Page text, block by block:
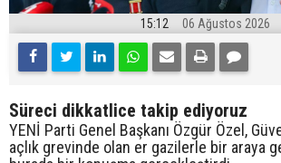
15:12 06 Ağustos 2026
Süreci dikkatlice takip ediyoruz
YENİ Parti Genel Başkanı Özgür Özel,
açlık grevinde olan er gazilerle bir araya